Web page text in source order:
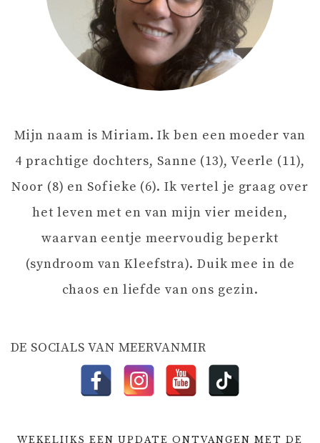
I
G
T
E
Mijn naam is Miriam. Ik ben een moeder van
4 prachtige dochters, Sanne (13), Veerle (11),
Noor (8) en Sofieke (6). Ik vertel je graag over
het leven met en van mijn vier meiden,
waarvan eentje meervoudig beperkt
(syndroom van Kleefstra). Duik mee in de
chaos en liefde van ons gezin.
DE SOCIALS VAN MEERVANMIR
WEKELIJKS EEN UPDATE ONTVANGEN MET DE